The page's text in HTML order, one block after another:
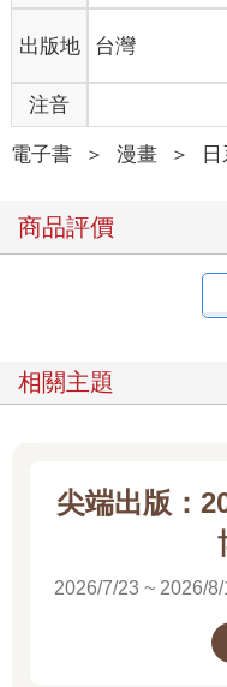
出版地 台灣
注音
電子書 ＞ 漫畫 ＞
商品評價
相關主題
尖端出版：
2026/7/23 ~ 2026/